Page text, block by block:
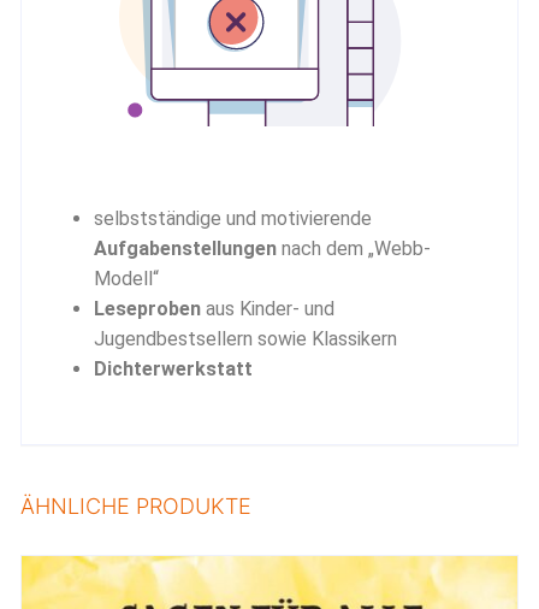
selbstständige und motivierende
Aufgabenstellungen nach dem „Webb-
Modell“
Leseproben aus Kinder- und
Jugendbestsellern sowie Klassikern
Dichterwerkstatt
ÄHNLICHE PRODUKTE